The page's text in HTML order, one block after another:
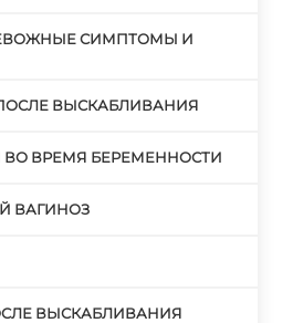
СИМПТОМЫ И
ВЫСКАБЛИВАНИЯ
ВРЕМЯ БЕРЕМЕННОСТИ
ВАГИНОЗ
ВЫСКАБЛИВАНИЯ